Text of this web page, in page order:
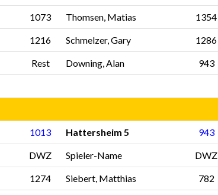
1073 Thomsen, Matias 1354
1216 Schmelzer, Gary 1286
Rest Downing, Alan 943
1013 Hattersheim 5 943
DWZ Spieler-Name DWZ
1274 Siebert, Matthias 782